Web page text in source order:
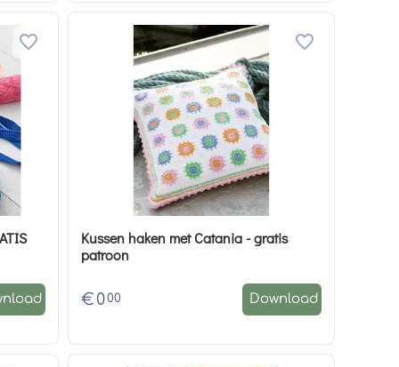
Kussen haken met Catania - gratis
patroon
€ 0 00 Download